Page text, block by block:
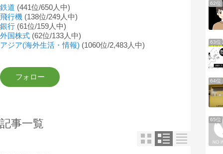
鉄道 (441位/650人中)
飛行機 (138位/249人中)
銀行 (61位/159人中)
外国株式 (62位/133人中)
アジア(海外生活・情報) (1060位/2,483人中)
記事一覧
62位
63位
64位
65位